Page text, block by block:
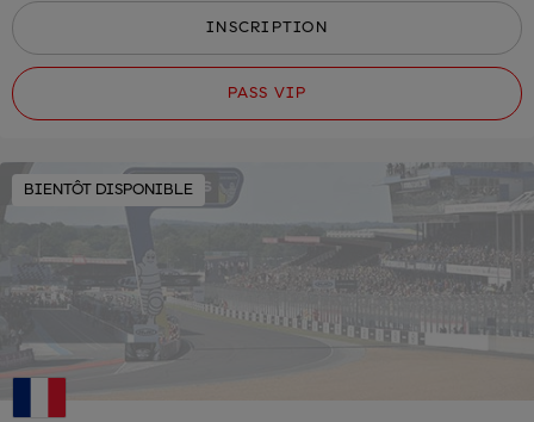
INSCRIPTION
PASS VIP
BIENTÔT DISPONIBLE